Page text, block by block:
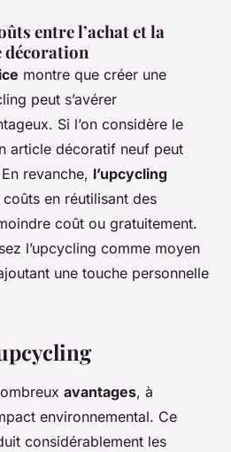
entre l’achat et la
décoration
montre que créer une
peut s’avérer
Si l’on considère le
article décoratif neuf peut
revanche, l’upcycling
en réutilisant des
coût ou gratuitement.
l’upcycling comme moyen
une touche personnelle
avantages, à
environnemental. Ce
considérablement les